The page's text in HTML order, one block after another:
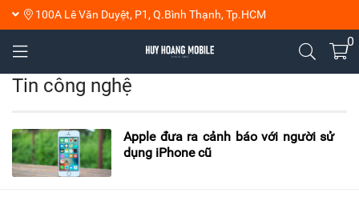
100A Lê Văn Duyệt, P1, Q.Bình Thạnh, Tp.HCM
0
Tin công nghệ
Apple đưa ra cảnh báo với người sử
dụng iPhone cũ